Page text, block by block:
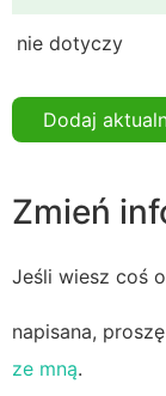
nie dotyczy
Dodaj
Zmień
Jeśli wiesz coś
napisana, proszę
ze mną.